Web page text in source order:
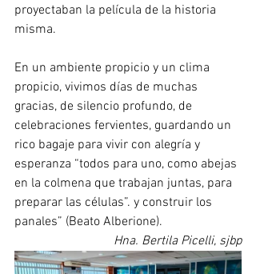
proyectaban la película de la historia
misma.
En un ambiente propicio y un clima
propicio, vivimos días de muchas
gracias, de silencio profundo, de
celebraciones fervientes, guardando un
rico bagaje para vivir con alegría y
esperanza “todos para uno, como abejas
en la colmena que trabajan juntas, para
preparar las células”. y construir los
panales” (Beato Alberione).
Hna. Bertila Picelli, sjbp